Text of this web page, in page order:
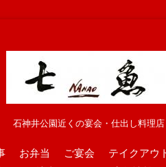
石神井公園近くの宴会・仕出し料理店
お弁当 ご宴会 テイクアウ